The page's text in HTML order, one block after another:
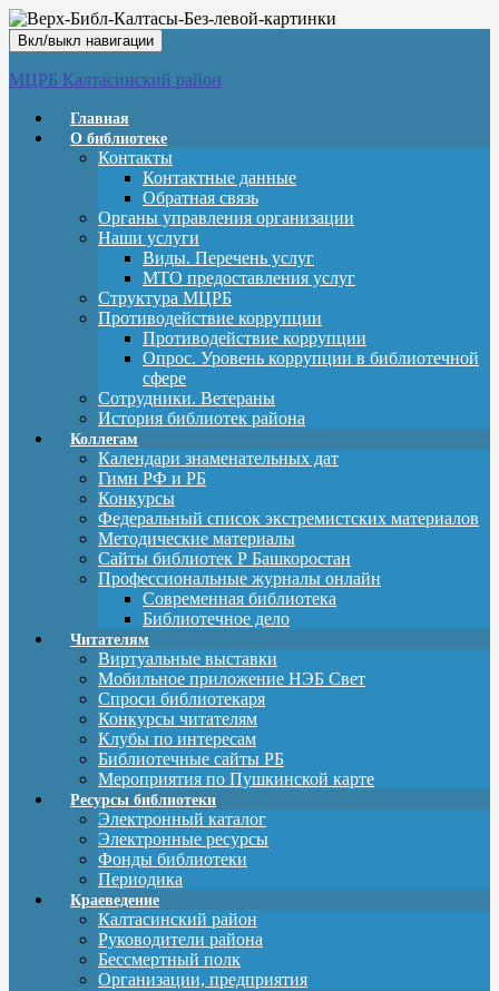
Вкл/выкл навигации
МЦРБ Калтасинский район
Главная
О библиотеке
Контакты
Контактные данные
Обратная связь
Органы управления организации
Наши услуги
Виды. Перечень услуг
МТО предоставления услуг
Структура МЦРБ
Противодействие коррупции
Противодействие коррупции
Опрос. Уровень коррупции в библиотечной
сфере
Сотрудники. Ветераны
История библиотек района
Коллегам
Календари знаменательных дат
Гимн РФ и РБ
Конкурсы
Федеральный список экстремистских материалов
Методические материалы
Сайты библиотек Р Башкоростан
Профессиональные журналы онлайн
Современная библиотека
Библиотечное дело
Читателям
Виртуальные выставки
Мобильное приложение НЭБ Свет
Спроси библиотекаря
Конкурсы читателям
Клубы по интересам
Библиотечные сайты РБ
Мероприятия по Пушкинской карте
Ресурсы библиотеки
Электронный каталог
Электронные ресурсы
Фонды библиотеки
Периодика
Краеведение
Калтасинский район
Руководители района
Бессмертный полк
Организации, предприятия